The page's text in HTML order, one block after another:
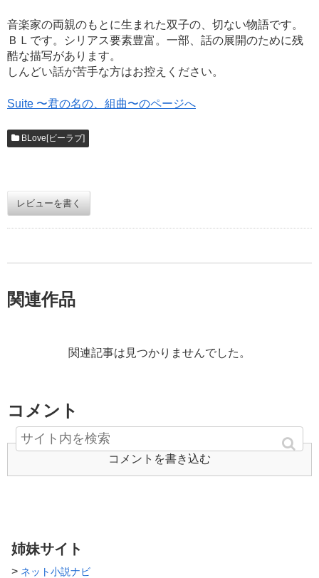
音楽家の両親のもとに生まれた双子の、切ない物語です。
ＢＬです。シリアス要素豊富。一部、話の展開のために残
酷な描写があります。
しんどい話が苦手な方はお控えください。
Suite 〜君の名の、組曲〜のページへ
BLove[ビーラブ]
レビューを書く
関連作品
関連記事は見つかりませんでした。
コメント
コメントを書き込む
姉妹サイト
> ネット小説ナビ